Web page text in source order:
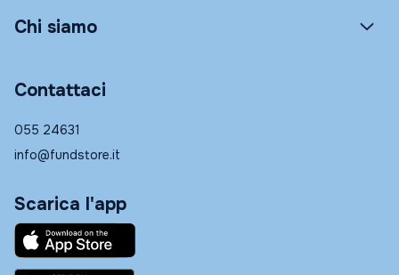
Chi siamo
Contattaci
055 24631
info@fundstore.it
Scarica l'app